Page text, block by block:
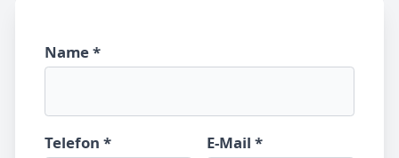
Name *
Telefon * E-Mail *